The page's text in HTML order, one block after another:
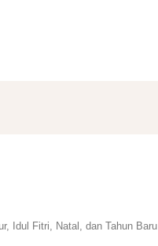
Idul Fitri, Natal, dan Tahun Baru